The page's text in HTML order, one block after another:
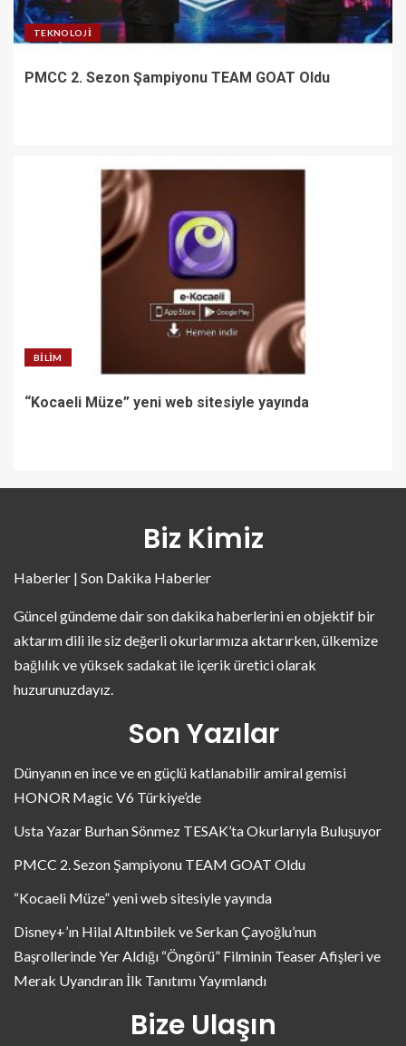
TEKNOLOJI
PMCC 2. Sezon Şampiyonu TEAM GOAT Oldu
BILIM
“Kocaeli Müze” yeni web sitesiyle yayında
Biz Kimiz
Haberler | Son Dakika Haberler
Güncel gündeme dair son dakika haberlerini en objektif bir
aktarım dili ile siz değerli okurlarımıza aktarırken, ülkemize
bağlılık ve yüksek sadakat ile içerik üretici olarak
huzurunuzdayız.
Son Yazılar
Dünyanın en ince ve en güçlü katlanabilir amiral gemisi
HONOR Magic V6 Türkiye’de
Usta Yazar Burhan Sönmez TESAK’ta Okurlarıyla Buluşuyor
PMCC 2. Sezon Şampiyonu TEAM GOAT Oldu
“Kocaeli Müze” yeni web sitesiyle yayında
Disney+’ın Hilal Altınbilek ve Serkan Çayoğlu’nun
Başrollerinde Yer Aldığı “Öngörü” Filminin Teaser Afişleri ve
Merak Uyandıran İlk Tanıtımı Yayımlandı
Bize Ulaşın